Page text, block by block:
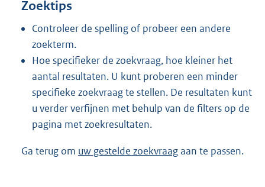
Zoektips
Controleer de spelling of probeer een andere
zoekterm.
Hoe specifieker de zoekvraag, hoe kleiner het
aantal resultaten. U kunt proberen een minder
specifieke zoekvraag te stellen. De resultaten kunt
u verder verfijnen met behulp van de filters op de
pagina met zoekresultaten.
Ga terug om uw gestelde zoekvraagaan te passen.